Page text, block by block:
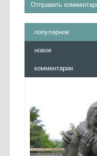
популярное
новое
комментарии